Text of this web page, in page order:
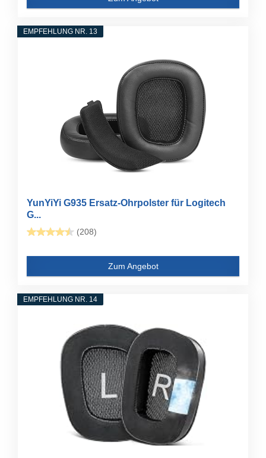
EMPFEHLUNG NR. 13
YunYiYi G935 Ersatz-Ohrpolster für Logitech
G...
(208)
Zum Angebot
EMPFEHLUNG NR. 14